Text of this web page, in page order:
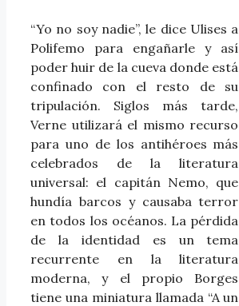
“Yo no soy nadie”, le dice Ulises a
Polifemo para engañarle y así
poder huir de la cueva donde está
confinado con el resto de su
tripulación. Siglos más tarde,
Verne utilizará el mismo recurso
para uno de los antihéroes más
celebrados de la literatura
universal: el capitán Nemo, que
hundía barcos y causaba terror
en todos los océanos. La pérdida
de la identidad es un tema
recurrente en la literatura
moderna, y el propio Borges
tiene una miniatura llamada “A un